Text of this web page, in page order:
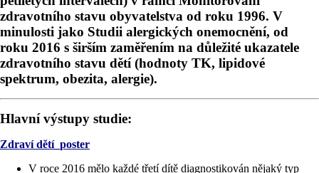
zdravotního stavu obyvatelstva od roku 1996. V
minulosti jako Studii alergických onemocnění, od
roku 2016 s širším zaměřením na důležité ukazatele
zdravotního stavu dětí (hodnoty TK, lipidové
spektrum, obezita, alergie).
Hlavní výstupy studie:
Zdraví dětí_poster
V roce 2016 mělo každé třetí dítě diagnostikován nějaký typ